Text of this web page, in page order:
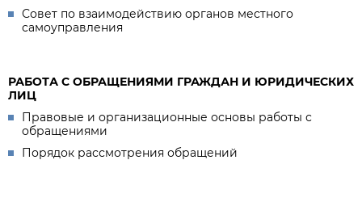
Совет по взаимодействию органов местного
самоуправления
РАБОТА С ОБРАЩЕНИЯМИ ГРАЖДАН И ЮРИДИЧЕСКИХ
ЛИЦ
Правовые и организационные основы работы с
обращениями
Порядок рассмотрения обращений